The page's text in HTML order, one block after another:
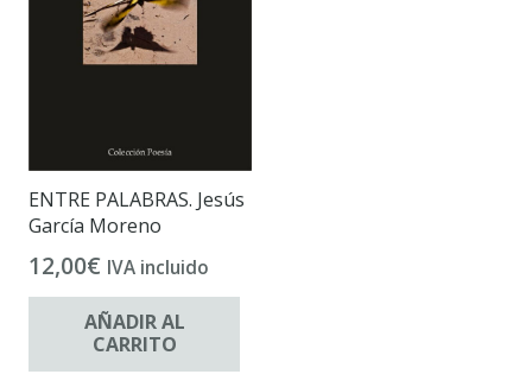
ENTRE PALABRAS. Jesús
García Moreno
12,00€ IVA incluido
AÑADIR AL
CARRITO